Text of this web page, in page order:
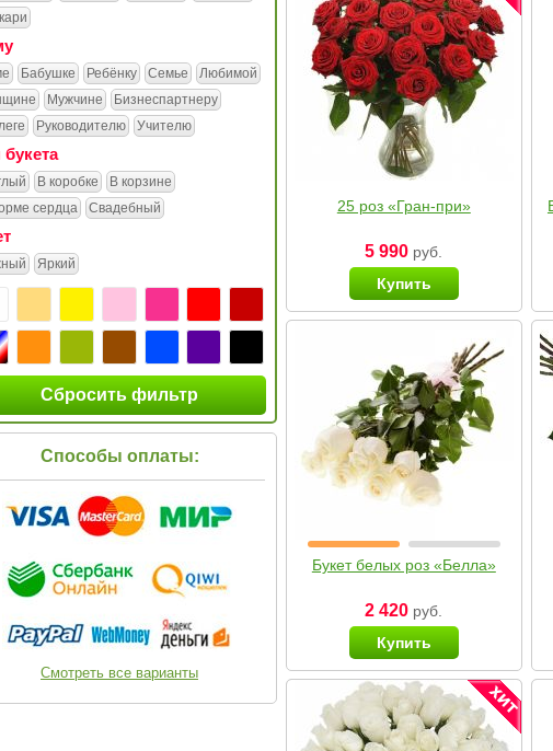
Бабушке Ребёнку Семье
Любимой
Мужчине
Бизнеспартнеру
Руководителю Учителю
букета
В коробке
В корзине
сердца
Свадебный
Яркий
Сбросить фильтр
Способы оплаты:
Смотреть все варианты
25 роз «Гран-при»
5 990 руб.
Купить
Букет белых роз «Белла»
2 420 руб.
Купить